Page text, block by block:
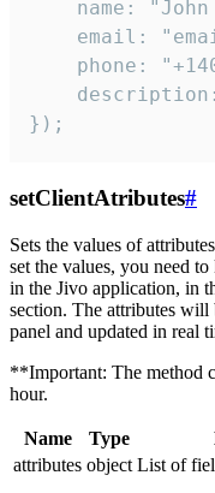
name: "John
email:
phone:
});
setClientAtributes#
Sets the values ​​of
set the values, you need
in the Jivo application, in
section. The attributes
panel and updated in real
**Important: The method
hour.
Name Type
attributes object List of